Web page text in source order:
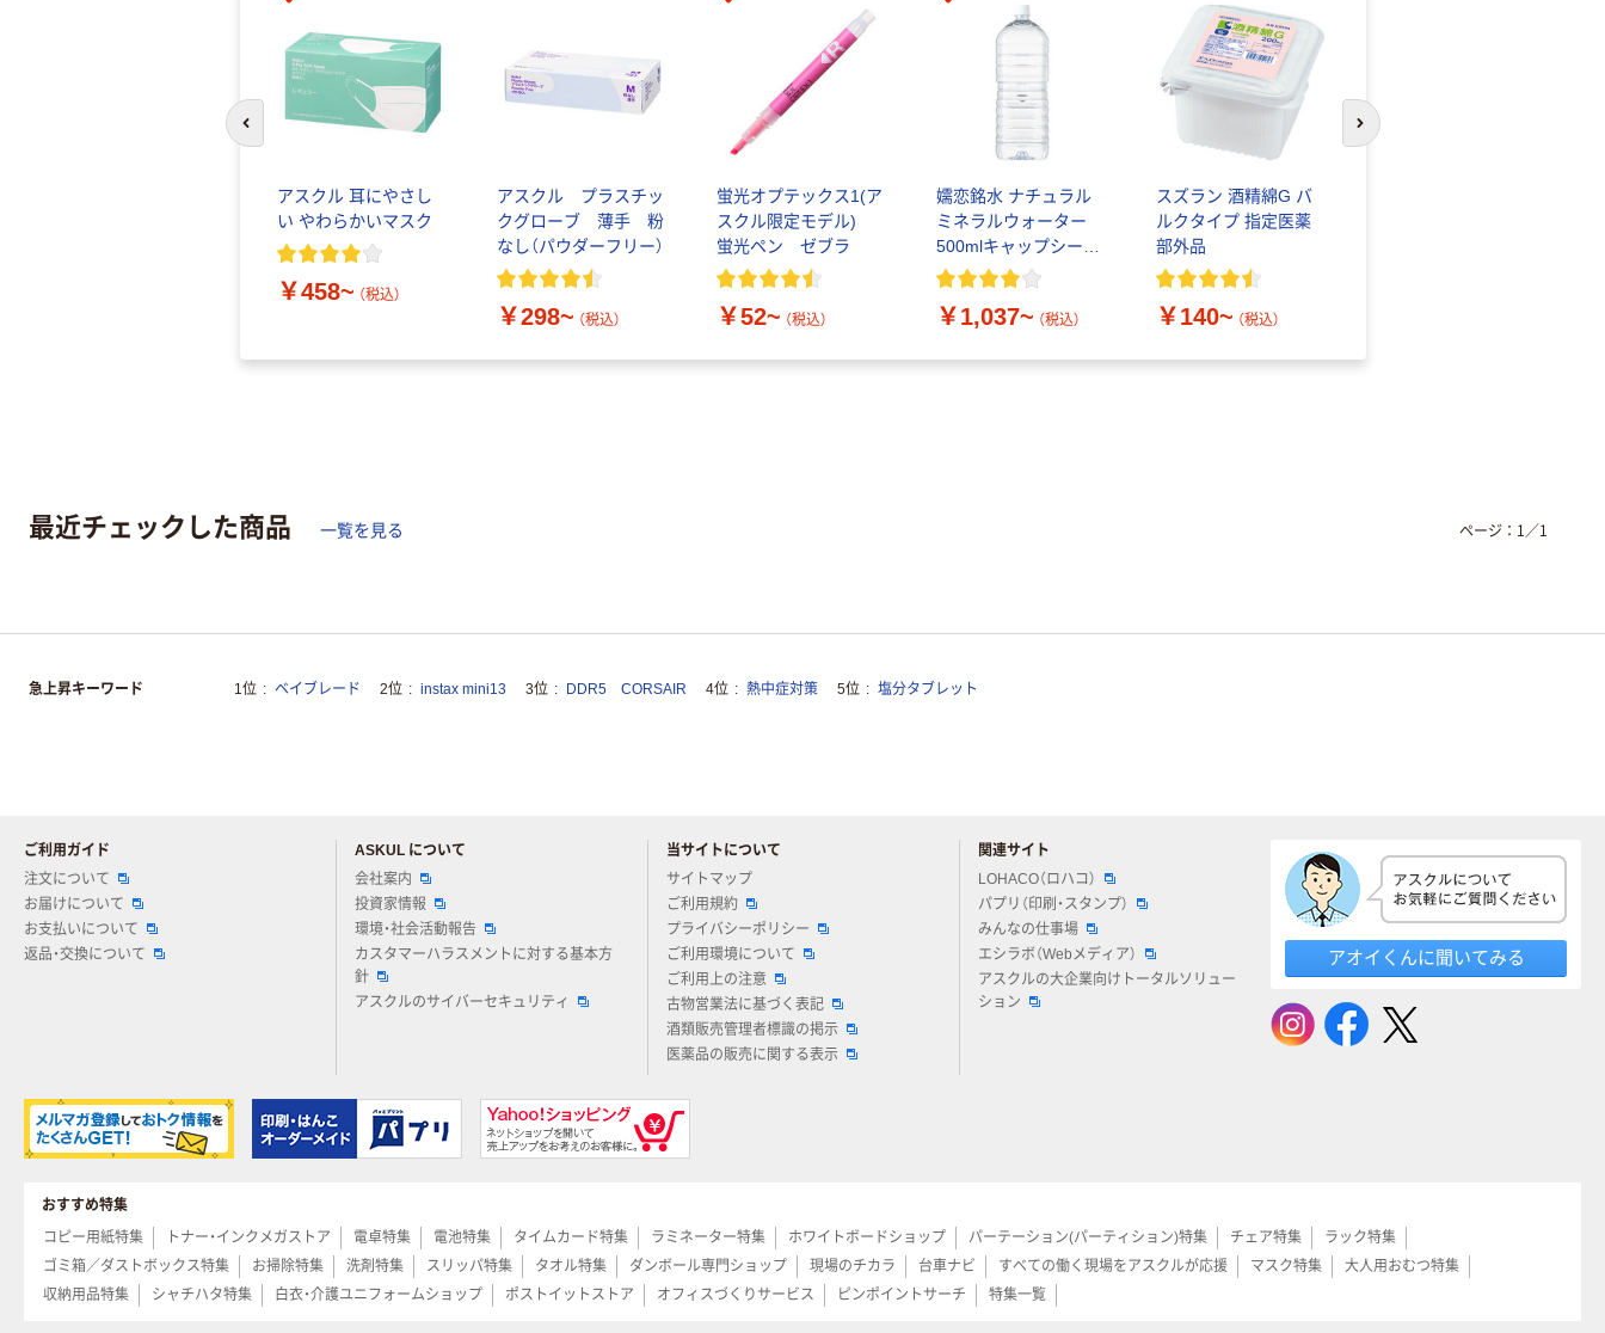
アスクル 耳にやさし
い やわらかいマスク
￥458~ （税込）
アスクル プラスチッ
クグローブ 薄手 粉
なし（パウダーフリー）
￥298~ （税込）
蛍光オプテックス1(ア
スクル限定モデル)
蛍光ペン ゼブラ
￥52~ （税込）
嬬恋銘水 ナチュラル
ミネラルウォーター
500mlキャップシール
付き／2Lラベルレス
￥1,037~ （税込）
スズラン 酒精綿G バ
ルクタイプ 指定医薬
部外品
￥140~ （税込）
次のスライドへ
最近チェックした商品 一覧を見る ページ： 1 ／1
急上昇キーワード 1位 ベイブレード 2位 instax mini13 3位 DDR5 CORSAIR 4位 熱中症対策 5位 塩分タブレット
ご利用ガイド
注文について
お届けについて
お支払いについて
返品・交換について
ASKUL について
会社案内
投資家情報
環境・社会活動報告
カスタマーハラスメントに対する基本方
針
アスクルのサイバーセキュリティ
当サイトについて
サイトマップ
ご利用規約
プライバシーポリシー
ご利用環境について
ご利用上の注意
古物営業法に基づく表記
酒類販売管理者標識の掲示
医薬品の販売に関する表示
関連サイト
LOHACO（ロハコ）
パプリ（印刷・スタンプ）
みんなの仕事場
エシラボ（Webメディア）
アスクルの大企業向けトータルソリュー
ション
アオイくんに聞いてみる
おすすめ特集
コピー用紙特集
トナー・インクメガストア 電卓特集 電池特集 タイムカード特集 ラミネーター特集 ホワイトボードショップ パーテーション(パーティション)特集 チェア特集
ラック特集
ゴミ箱／ダストボックス特集
お掃除特集 洗剤特集 スリッパ特集 タオル特集 ダンボール専門ショップ 現場のチカラ 台車ナビ すべての働く現場をアスクルが応援 マスク特集
大人用おむつ特集
収納用品特集
シャチハタ特集 白衣・介護ユニフォームショップ ポストイットストア オフィスづくりサービス ピンポイントサーチ 特集一覧